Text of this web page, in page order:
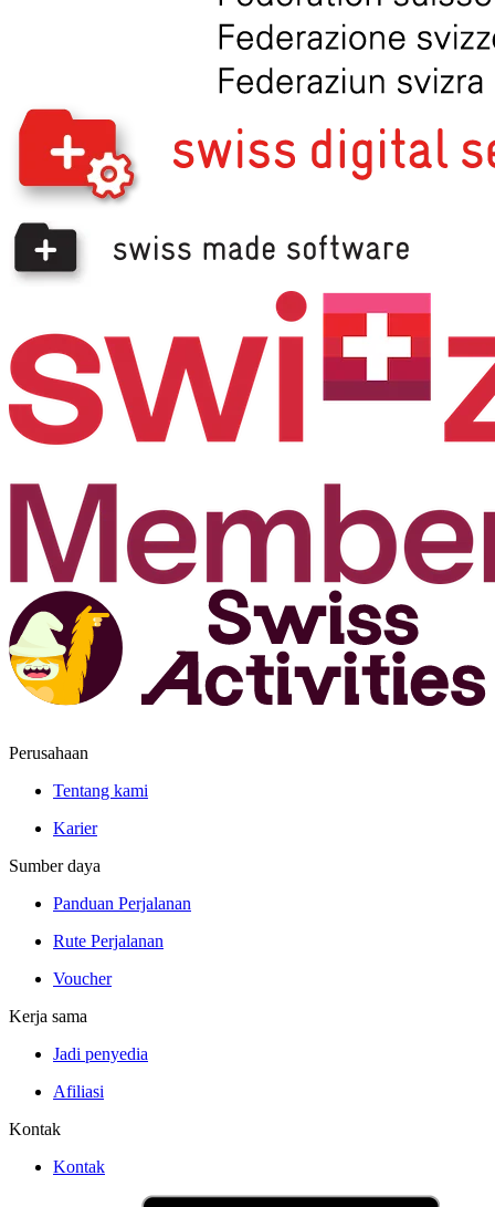
Perusahaan
Tentang kami
Karier
Sumber daya
Panduan Perjalanan
Rute Perjalanan
Voucher
Kerja sama
Jadi penyedia
Afiliasi
Kontak
Kontak